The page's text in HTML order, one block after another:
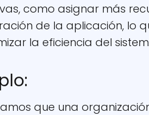
como asignar más
de la aplicación, lo
la eficiencia del
que una